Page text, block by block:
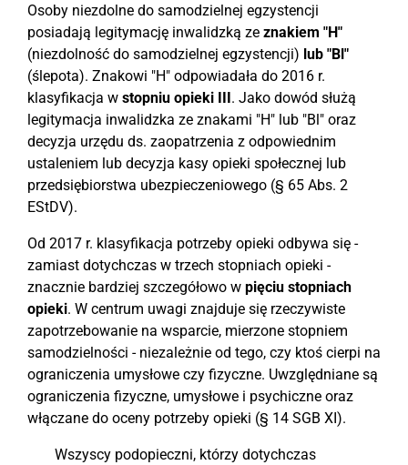
Osoby niezdolne do samodzielnej egzystencji
posiadają legitymację inwalidzką ze znakiem "H"
(niezdolność do samodzielnej egzystencji) lub "Bl"
(ślepota). Znakowi "H" odpowiadała do 2016 r.
klasyfikacja w stopniu opieki III. Jako dowód służą
legitymacja inwalidzka ze znakami "H" lub "Bl" oraz
decyzja urzędu ds. zaopatrzenia z odpowiednim
ustaleniem lub decyzja kasy opieki społecznej lub
przedsiębiorstwa ubezpieczeniowego (§ 65 Abs. 2
EStDV).
Od 2017 r. klasyfikacja potrzeby opieki odbywa się -
zamiast dotychczas w trzech stopniach opieki -
znacznie bardziej szczegółowo w pięciu stopniach
opieki. W centrum uwagi znajduje się rzeczywiste
zapotrzebowanie na wsparcie, mierzone stopniem
samodzielności - niezależnie od tego, czy ktoś cierpi na
ograniczenia umysłowe czy fizyczne. Uwzględniane są
ograniczenia fizyczne, umysłowe i psychiczne oraz
włączane do oceny potrzeby opieki (§ 14 SGB XI).
Wszyscy podopieczni, którzy dotychczas